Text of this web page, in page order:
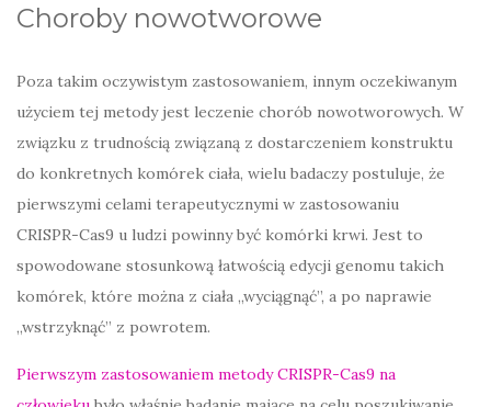
Choroby nowotworowe
Poza takim oczywistym zastosowaniem, innym oczekiwanym
użyciem tej metody jest leczenie chorób nowotworowych. W
związku z trudnością związaną z dostarczeniem konstruktu
do konkretnych komórek ciała, wielu badaczy postuluje, że
pierwszymi celami terapeutycznymi w zastosowaniu
CRISPR-Cas9 u ludzi powinny być komórki krwi. Jest to
spowodowane stosunkową łatwością edycji genomu takich
komórek, które można z ciała „wyciągnąć”, a po naprawie
„wstrzyknąć” z powrotem.
Pierwszym zastosowaniem metody CRISPR-Cas9 na